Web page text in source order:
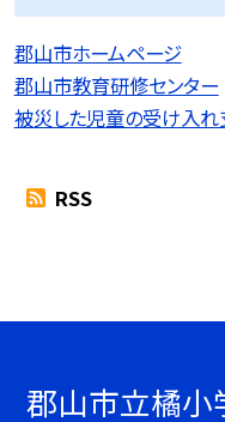
郡山市ホームページ
郡山市教育研修センター
被災した児童の受け入
RSS
郡山市立橘小